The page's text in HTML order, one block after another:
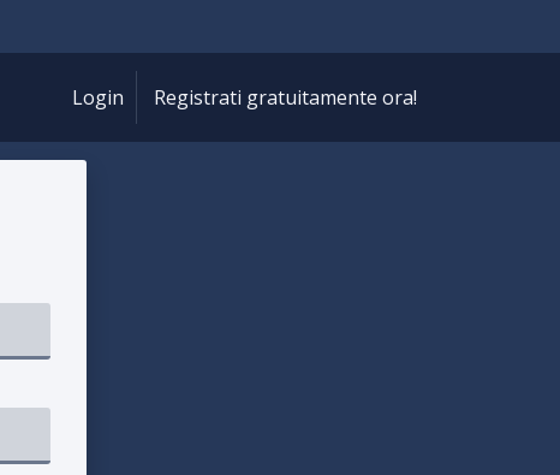
Login Registrati gratuitamente ora!